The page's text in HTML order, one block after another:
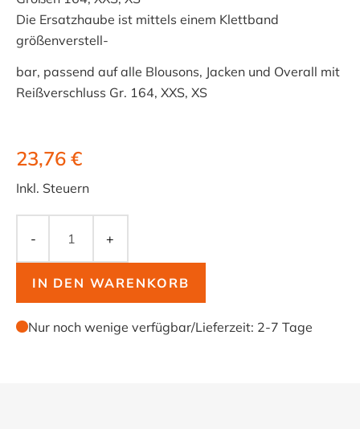
Die Ersatzhaube ist mittels einem Klettband
größenverstell-
bar, passend auf alle Blousons, Jacken und Overall mit
Reißverschluss Gr. 164, XXS, XS
23,76 €
Inkl. Steuern
- +
IN DEN WARENKORB
Nur noch wenige verfügbar/Lieferzeit: 2-7 Tage